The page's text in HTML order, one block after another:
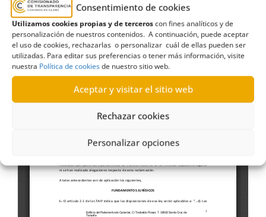
Consentimiento de cookies
Utilizamos cookies propias y de terceroscon fines analíticos y de
personalización de nuestros contenidos. A continuación, puede aceptar
el uso de cookies, rechazarlas o personalizar cuál de ellas pueden ser
utilizadas. Para editar sus preferencias o tener más información, visite
nuestra Política de cookiesde nuestro sitio web.
Aceptar y visitar el sitio web
Rechazar cookies
Personalizar opciones